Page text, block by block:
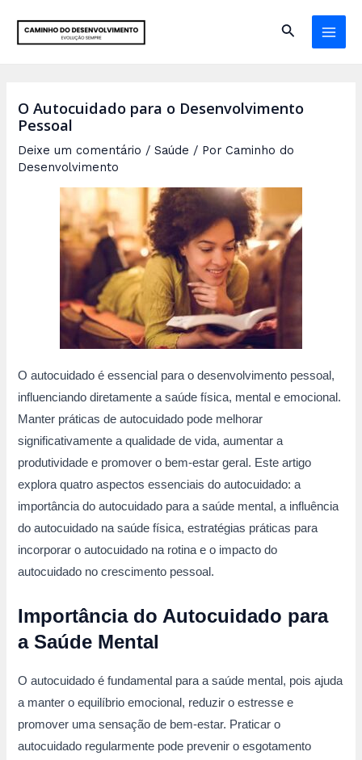
para
Pesquisar
O Autocuidado para o Desenvolvimento
Pessoal
Deixe um comentário /Saúde / PorCaminho do
Desenvolvimento
O autocuidado é essencial para o desenvolvimento pessoal,
influenciando diretamente a saúde física, mental e emocional.
Manter práticas de autocuidado pode melhorar
significativamente a qualidade de vida, aumentar a
produtividade e promover o bem-estar geral. Este artigo
explora quatro aspectos essenciais do autocuidado: a
importância do autocuidado para a saúde mental, a influência
do autocuidado na saúde física, estratégias práticas para
incorporar o autocuidado na rotina e o impacto do
autocuidado no crescimento pessoal.
Importância do Autocuidado para
a Saúde Mental
O autocuidado é fundamental para a saúde mental, pois ajuda
a manter o equilíbrio emocional, reduzir o estresse e
promover uma sensação de bem-estar. Praticar o
autocuidado regularmente pode prevenir o esgotamento